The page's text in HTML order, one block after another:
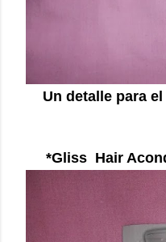
Un detalle para
*Gliss Hair